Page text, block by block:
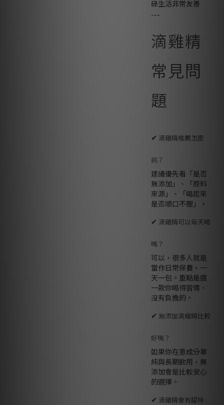
碌生活非常友善
---
滴雞精
常見問
題
✔ 滴雞精推薦怎麼
挑？
建議優先看「是否
無添加」、「原料
來源」、「喝起來
是否順口不腥」。
✔ 滴雞精可以每天喝
嗎？
可以，很多人就是
當作日常保養，一
天一包。重點是選
一款你喝得習慣、
沒有負擔的。
✔ 無添加滴雞精比較
好嗎？
如果你在意成分單
純與長期飲用，無
添加會是比較安心
的選擇。
✔ 滴雞精會有腥味